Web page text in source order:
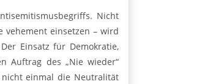
Nicht
vehement einsetzen – wird
Einsatz für Demokratie,
Auftrag des „Nie wieder“
einmal die Neutralität